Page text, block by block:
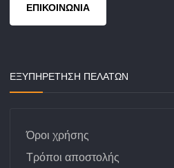
ΕΠΙΚΟΙΝΩΝΙΑ
ΕΞΥΠΗΡΕΤΗΣΗ ΠΕΛΑΤΩΝ
Όροι χρήσης
Τρόποι αποστολής